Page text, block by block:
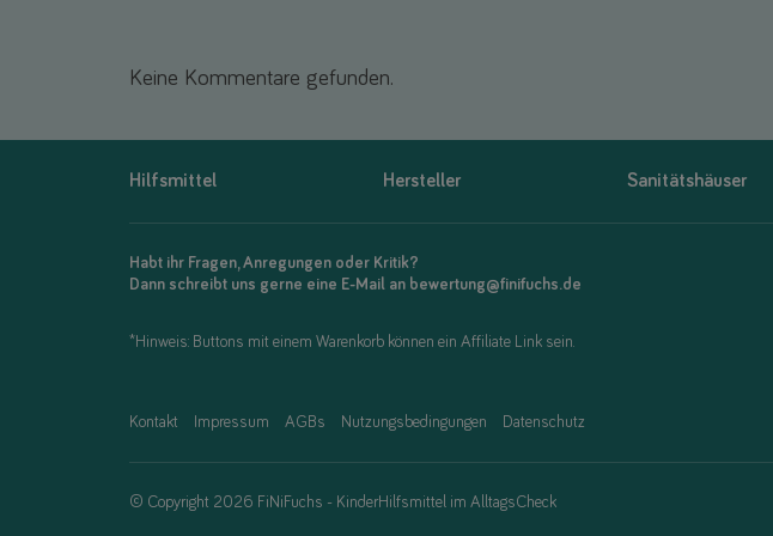
Keine Kommentare gefunden.
Hilfsmittel Hersteller Sanitätshäuser
Habt ihr Fragen, Anregungen oder Kritik?
Dann schreibt uns gerne eine E-Mail an bewertung@finifuchs.de
*Hinweis: Buttons mit einem Warenkorb können ein Affiliate Link sein.
Kontakt Impressum AGBs Nutzungsbedingungen Datenschutz
© Copyright 2026 FiNiFuchs - KinderHilfsmittel im AlltagsCheck